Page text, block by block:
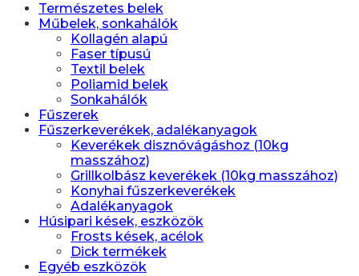
Természetes belek
Műbelek, sonkahálók
Kollagén alapú
Faser típusú
Textil belek
Poliamid belek
Sonkahálók
Fűszerek
Fűszerkeverékek, adalékanyagok
Keverékek disznóvágáshoz (10kg
masszához)
Grillkolbász keverékek (10kg masszához)
Konyhai fűszerkeverékek
Adalékanyagok
Húsipari kések, eszközök
Frosts kések, acélok
Dick termékek
Egyéb eszközök